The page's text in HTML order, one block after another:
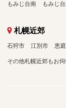
もみじ台南
もみじ
札幌近郊
石狩市 江別市 恵
その他札幌近郊もお伺